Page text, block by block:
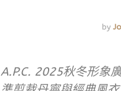
by
A.P.C. 2025秋冬形象